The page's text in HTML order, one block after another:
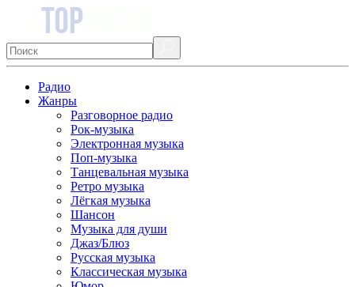
Радио
Жанры
Разговорное радио
Рок-музыка
Электронная музыка
Поп-музыка
Танцевальная музыка
Ретро музыка
Лёгкая музыка
Шансон
Музыка для души
Джаз/Блюз
Русская музыка
Классическая музыка